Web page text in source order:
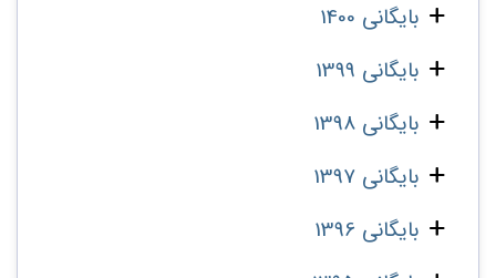
بایگانی 1400
بایگانی 1399
بایگانی 1398
بایگانی 1397
بایگانی 1396